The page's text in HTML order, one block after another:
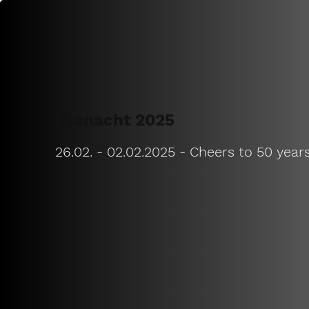
26.02. - 02.02.2025 - Cheers to 50
Fasnacht 2025